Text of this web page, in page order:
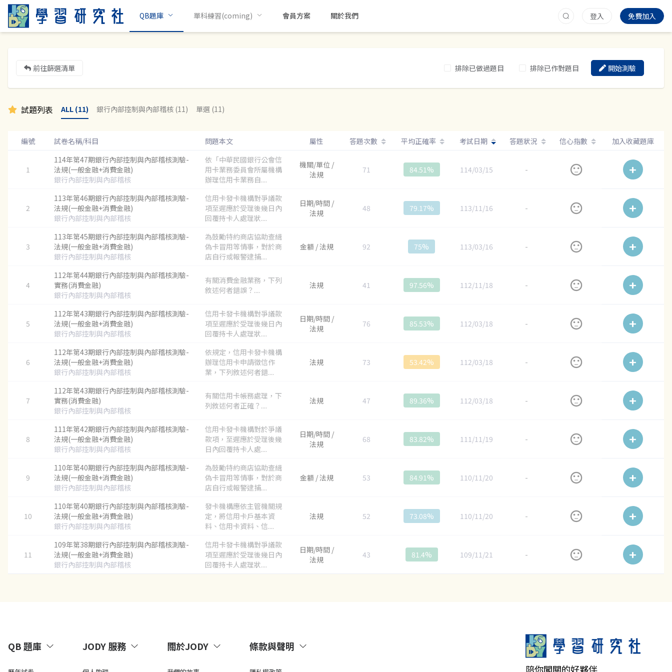
QB題庫 單科練習(coming) 會員方案 關於我們 登入 免費加入
前往篩選清單 排除已做過題目 排除已作對題目 開始測驗
試題列表 ALL (11) 銀行內部控制與內部稽核 (11) 單選 (11)
編號 試卷名稱/科目 問題本文 屬性 答題次數 平均正確率 考試日期 答題狀況 信心指數 加入收藏題庫
1
114年第47期銀行內部控制與內部稽核測驗-
法規(一般金融+消費金融)
銀行內部控制與內部稽核
依「中華民國銀行公會信
用卡業務委員會所屬機構
辦理信用卡業務自....
機關/單位 /
法規
71 84.51% 114/03/15 -
2
113年第46期銀行內部控制與內部稽核測驗-
法規(一般金融+消費金融)
銀行內部控制與內部稽核
信用卡發卡機構對爭議款
項至遲應於受理後幾日內
回覆持卡人處理狀....
日期/時間 /
法規
48 79.17% 113/11/16 -
3
113年第45期銀行內部控制與內部稽核測驗-
法規(一般金融+消費金融)
銀行內部控制與內部稽核
為鼓勵特約商店協助查緝
偽卡冒用等情事，對於商
店自行或報警逮捕....
金額 / 法規 92 75% 113/03/16 -
4
112年第44期銀行內部控制與內部稽核測驗-
實務(消費金融)
銀行內部控制與內部稽核
有關消費金融業務，下列
敘述何者錯誤？....
法規 41 97.56% 112/11/18 -
5
112年第43期銀行內部控制與內部稽核測驗-
法規(一般金融+消費金融)
銀行內部控制與內部稽核
信用卡發卡機構對爭議款
項至遲應於受理後幾日內
回覆持卡人處理狀....
日期/時間 /
法規
76 85.53% 112/03/18 -
6
112年第43期銀行內部控制與內部稽核測驗-
法規(一般金融+消費金融)
銀行內部控制與內部稽核
依規定，信用卡發卡機構
辦理信用卡申請徵信作
業，下列敘述何者錯....
法規 73 53.42% 112/03/18 -
7
112年第43期銀行內部控制與內部稽核測驗-
實務(消費金融)
銀行內部控制與內部稽核
有關信用卡帳務處理，下
列敘述何者正確？....
法規 47 89.36% 112/03/18 -
8
111年第42期銀行內部控制與內部稽核測驗-
法規(一般金融+消費金融)
銀行內部控制與內部稽核
信用卡發卡機構對於爭議
款項，至遲應於受理後幾
日內回覆持卡人處....
日期/時間 /
法規
68 83.82% 111/11/19 -
9
110年第40期銀行內部控制與內部稽核測驗-
法規(一般金融+消費金融)
銀行內部控制與內部稽核
為鼓勵特約商店協助查緝
偽卡冒用等情事，對於商
店自行或報警逮捕....
金額 / 法規 53 84.91% 110/11/20 -
10
110年第40期銀行內部控制與內部稽核測驗-
法規(一般金融+消費金融)
銀行內部控制與內部稽核
發卡機構應依主管機關規
定，將信用卡戶基本資
料、信用卡資料、信....
法規 52 73.08% 110/11/20 -
11
109年第38期銀行內部控制與內部稽核測驗-
法規(一般金融+消費金融)
銀行內部控制與內部稽核
信用卡發卡機構對爭議款
項至遲應於受理後幾日內
回覆持卡人處理狀....
日期/時間 /
法規
43 81.4% 109/11/21 -
QB 題庫 JODY 服務 關於JODY 條款與聲明
陪你闖關的好夥伴